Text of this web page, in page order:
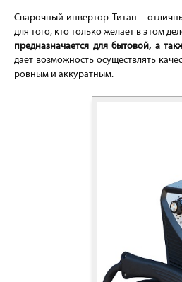
Сварочный инвертор Титан –
для того, кто только желает в этом
предназначается для бытовой, а
дает возможность осуществлять
ровным и аккуратным.